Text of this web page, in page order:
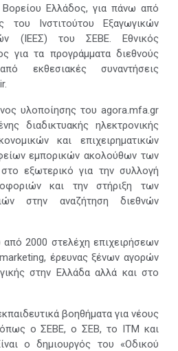
Ελλάδος, για πάνω από
του Ινστιτούτου Εξαγωγικών
(ΙΕΕΣ) του ΣΕΒΕ. Εθνικός
για τα προγράμματα διεθνούς
εκθεσιακές συναντήσεις
υλοποίησης του agora.mfa.gr
διαδικτυακής ηλεκτρονικής
και επιχειρηματικών
εμπορικών ακολούθων των
εξωτερικό για την συλλογή
και την στήριξη των
στην αναζήτηση διεθνών
2000 στελέχη επιχειρήσεων
έρευνας ξένων αγορών
στην Ελλάδα αλλά και στο
βοηθήματα για νέους
όπως ο ΣΕΒΕ, ο ΣΕΒ, το ΙΤΜ και
ο δημιουργός του «Οδικού